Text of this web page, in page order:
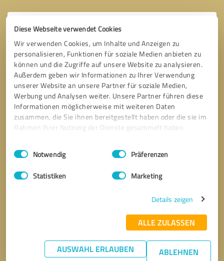
Diese Webseite verwendet Cookies
Wir verwenden Cookies, um Inhalte und Anzeigen zu
personalisieren, Funktionen für soziale Medien anbieten zu
können und die Zugriffe auf unsere Website zu analysieren.
Außerdem geben wir Informationen zu Ihrer Verwendung
unserer Website an unsere Partner für soziale Medien,
Werbung und Analysen weiter. Unsere Partner führen diese
Informationen möglicherweise mit weiteren Daten
zusammen, die Sie ihnen bereitgestellt haben oder die sie im
Rahmen Ihrer Nutzung der Dienste gesammelt haben.
Impressum Datenschutzbestimmungen
Einwilligungsauswahl
Notwendig Präferenzen
Statistiken Marketing
Details zeigen
ALLE ZULASSEN
AUSWAHL ERLAUBEN ABLEHNEN
* Erforderliche Angaben
Nachricht senden